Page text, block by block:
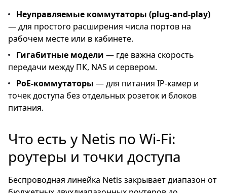
Неуправляемые коммутаторы (plug-and-play)
— для простого расширения числа портов на
рабочем месте или в кабинете.
Гигабитные модели — где важна скорость
передачи между ПК, NAS и сервером.
PoE-коммутаторы — для питания IP-камер и
точек доступа без отдельных розеток и блоков
питания.
Что есть у Netis по Wi-Fi:
роутеры и точки доступа
Беспроводная линейка Netis закрывает диапазон от